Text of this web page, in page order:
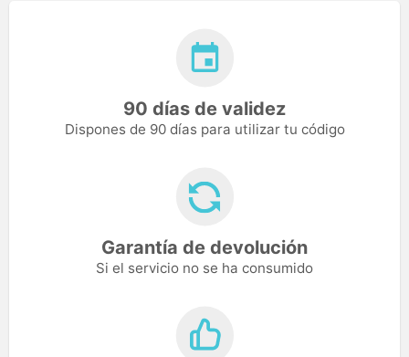
90 días de validez
Dispones de 90 días para utilizar tu código
Garantía de devolución
Si el servicio no se ha consumido